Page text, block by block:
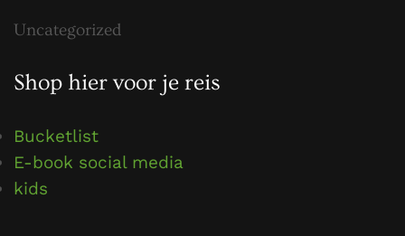
Uncategorized
Shop hier voor je reis
Bucketlist
E-book social media
kids